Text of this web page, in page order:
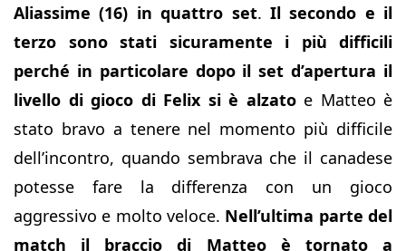
Aliassime (16) in quattro set. Il secondo e il
terzo sono stati sicuramente i più difficili
perché in particolare dopo il set d’apertura il
livello di gioco di Felix si è alzatoe Matteo è
stato bravo a tenere nel momento più difficile
dell’incontro, quando sembrava che il canadese
potesse fare la differenza con un gioco
aggressivo e molto veloce. Nell’ultima parte del
match il braccio di Matteo è tornato a